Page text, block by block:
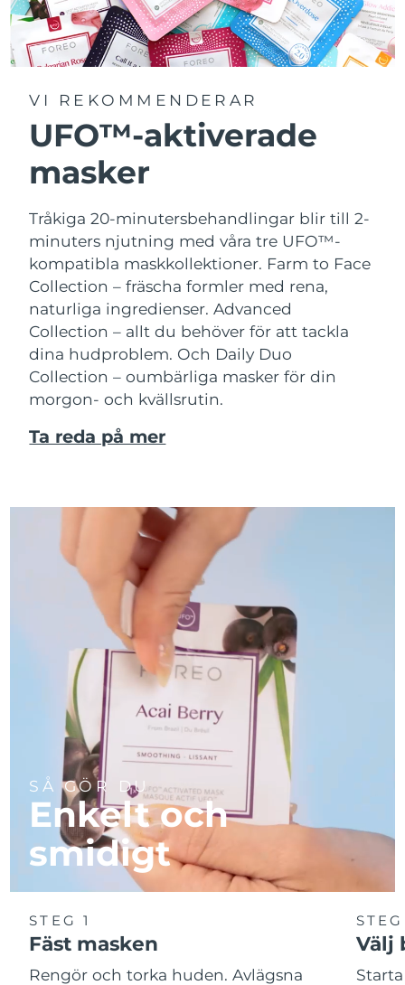
VI REKOMMENDERAR
UFO™-aktiverade
masker
Tråkiga 20-minutersbehandlingar blir till 2-
minuters njutning med våra tre UFO™-
kompatibla maskkollektioner. Farm to Face
Collection – fräscha formler med rena,
naturliga ingredienser. Advanced
Collection – allt du behöver för att tackla
dina hudproblem. Och Daily Duo
Collection – oumbärliga masker för din
morgon- och kvällsrutin.
Ta reda på mer
SÅ GÖR DU
Enkelt och
smidigt
STEG 1
Fäst masken
Rengör och torka huden. Avlägsna
Välj